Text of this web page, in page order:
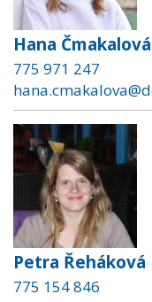
Hana Čmakalová
775 971 247
Petra Řeháková
775 154 846